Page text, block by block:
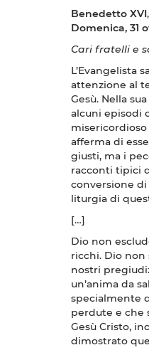
Benedetto XVI
Domenica, 31
Cari fratelli e
L’Evangelista
attenzione al
Gesù. Nella
alcuni episodi
afferma di
giusti, ma i
racconti tipici
conversione
liturgia di
[…]
Dio non
ricchi. Dio non
nostri
un’anima da
specialmente
perdute e che
Gesù Cristo,
dimostrato